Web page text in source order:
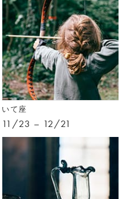
いて座
11/23 – 12/21